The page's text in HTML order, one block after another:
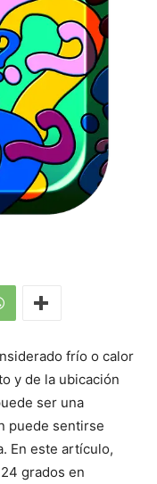
frío o calor
y de la ubicación
ser una
puede sentirse
En este artículo,
grados en